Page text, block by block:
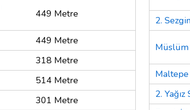
449 Metre
449 Metre
318 Metre
514 Metre
301 Metre
2.
Müslüm
Maltepe
2. Yağız